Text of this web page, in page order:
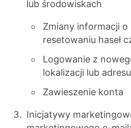
lub środowiskach
Zmiany informacji o
resetowaniu haseł
Logowanie z
lokalizacji lub
Zawieszenie konta
Inicjatywy